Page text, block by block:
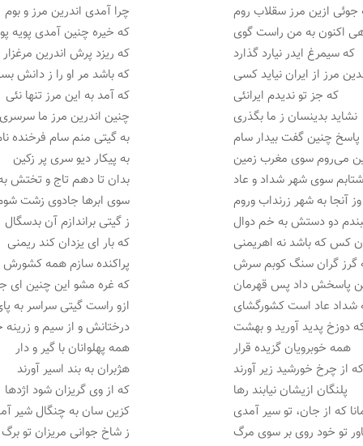
ازین مرز سقلاب روم
چرا آمدی اندرین مرز و بوم
اکنون به من راست گوی
که خیره چنین آمدی پویه
که سیمرغ ایدر نیارد گذارد
که ریزد پرش اندرین مرغزار
مرز از ایران نیاید کسی
که باشد مر او را ز دانش
که جز تو ندیدم ایرانئی
که آمد به این مرز تنها نئی
نشاید بدینسان ز ما بگذری
چنین اندرین مرز ما سرسری
پاسخ چنین گفت بیدار سام
به گیتی منم سام فرخنده
می‌روم سوی مغرب زمین
به پیکار دیو سری پر زکین
شتابم سوی شهر شداد و عاد
بدان تا دهم تاج و تختش
وز آنجا به شهر زرنداب وروم
سوی ابرها جادوی زشت
دو دستش به خم دوال
ز گیتی براندازم آن بدسگال
کس که باشد نه اهریمنی
که بار ای یزدان کند ریمنی
گرز گران سنگ کوبم سرش
پراکنده سازم همه کشورش
پاسخش داد پس قهرمان
که غره مشو این چنین ای
شداد عاد است کشورگشای
ازو راست گیتی سراسر به
دوزخ پدید آورید و بهشت
درختانش و از سیم و
همه خوبرویان گزیده قرار
همه پهلوانان با گیر و دار
که از چرخ خورشید زیر آورند
هژبران به بند اسیر آورند
پلنگان ازیشان نیابند رها
که از وی گریزان شود اژدها
که از جان، تو سیر آمدی
کزین سان به چنگال شیر
تو خود روی بر سوی مرگ
ز شاخ جوانی مریزان تو برگ